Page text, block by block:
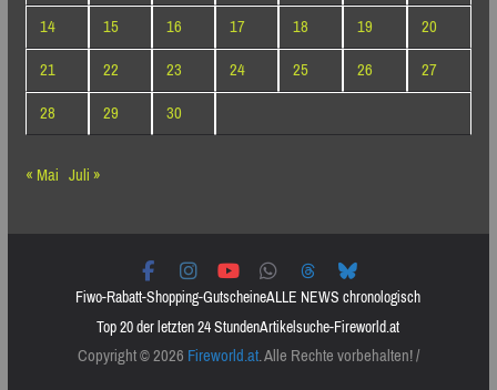
14
15 16 17 18 19
20
21
22 23 24 25 26
27
28
29
30
« Mai Juli »
Fiwo-Rabatt-Shopping-GutscheineALLE NEWS chronologisch
Top 20 der letzten 24 StundenArtikelsuche-Fireworld.at
Copyright © 2026Fireworld.at. Alle Rechte vorbehalten! /